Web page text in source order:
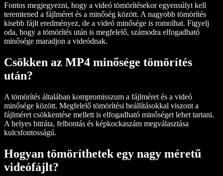
Fontos megjegyezni, hogy a videó tömörítésekor egyensúlyt kell
teremtened a fájlméret és a minőség között. A nagyobb tömörítés
kisebb fájlt eredményez, de a videó minősége is romolhat. Figyelj
oda, hogy a tömörítés után is megfelelő, számodra elfogadható
minősége maradjon a videódnak.
Csökken az MP4 minősége tömörítés
után?
A tömörítés általában kompromisszum a fájlméret és a videó
minősége között. Megfelelő tömörítési beállításokkal viszont a
fájlméret csökkentése mellett is elfogadható minőséget lehet tartani.
A helyes bitráta, felbontás és képkockaszám megválasztása
kulcsfontosságú.
Hogyan tömöríthetek egy nagy méretű
videófájlt?